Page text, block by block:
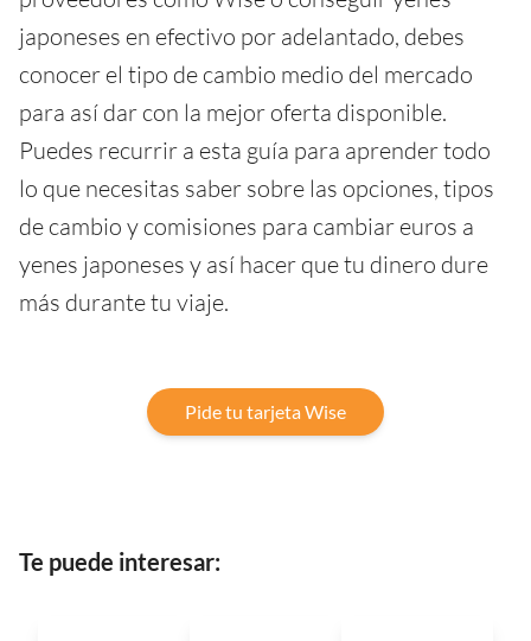
japoneses en efectivo por adelantado, debes
conocer el tipo de cambio medio del mercado
para así dar con la mejor oferta disponible.
Puedes recurrir a esta guía para aprender todo
lo que necesitas saber sobre las opciones, tipos
de cambio y comisiones para cambiar euros a
yenes japoneses y así hacer que tu dinero dure
más durante tu viaje.
Pide tu tarjeta Wise
Te puede interesar: